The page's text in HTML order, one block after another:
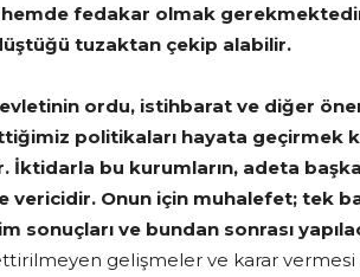
fedakar olmak
tuzaktan çekip alabilir.
ordu, istihbarat ve diğer
politikaları hayata geçirmek
bu kurumların, adeta başka
vericidir. Onun için muhalefet; tek
sonuçları ve bundan sonrası
gelişmeler ve karar vermesi